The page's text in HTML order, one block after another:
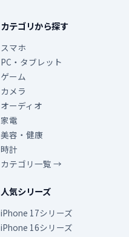
カテゴリから探す
スマホ
PC・タブレット
ゲーム
カメラ
オーディオ
家電
美容・健康
時計
カテゴリ一覧 →
人気シリーズ
iPhone 17シリーズ
iPhone 16シリーズ